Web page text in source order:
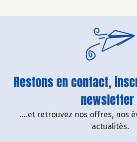
Restons en contact,
newsletter
....et retrouvez nos offres, nos
actualités.